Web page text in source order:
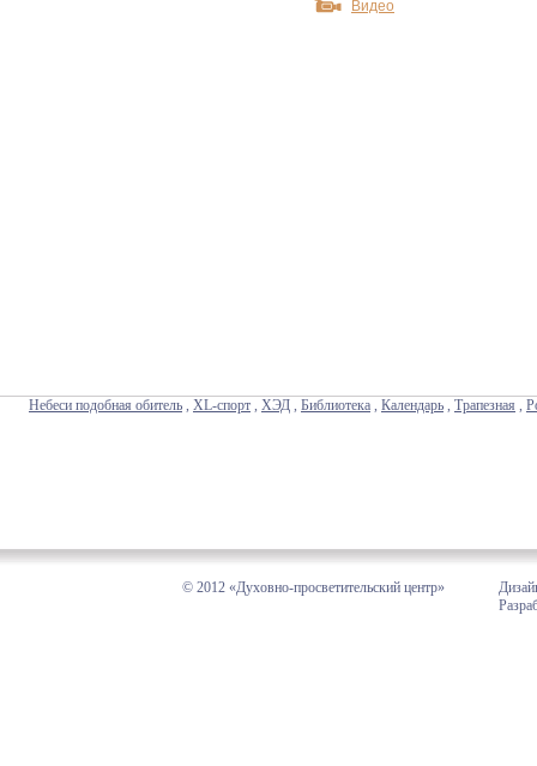
Видео
Небеси подобная обитель , XL-спорт , ХЭД , Библиотека , Календарь , Трапезная ,
© 2012 «Духовно-просветительский центр»